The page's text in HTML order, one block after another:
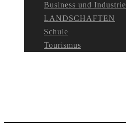
Business und Industrie
LANDSCHAFTEN
Schule
Tourismus